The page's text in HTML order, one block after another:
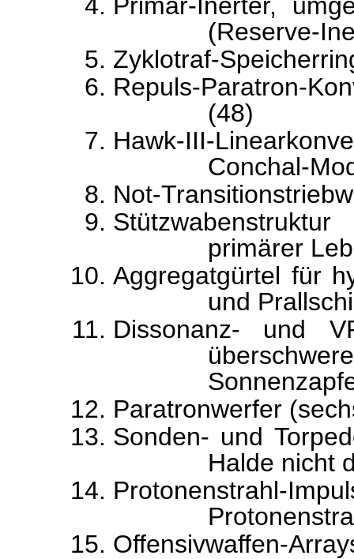
(Reserve-
Zyklotraf-
Repuls-Paratron-
(48)
Hawk-III-
Conchal-
Not-
primärer
Aggregatgürtel für
und
Dissonanz- und
Paratronwerfer
Sonden- und
Halde nicht
Offensivwaffen-